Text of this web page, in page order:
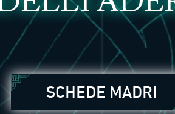
SCHEDE MADRI